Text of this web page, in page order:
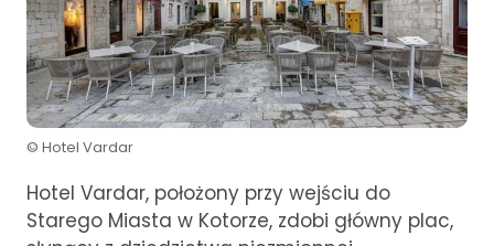
© Hotel Vardar
Hotel Vardar, położony przy wejściu do
Starego Miasta w Kotorze, zdobi główny plac,